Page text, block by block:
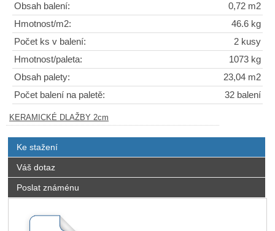
Obsah balení:
0,72 m2
Hmotnost/m2:
46.6 kg
Počet ks v balení:
2 kusy
Hmotnost/paleta:
1073 kg
Obsah palety:
23,04 m2
Počet balení na paletě:
32 balení
KERAMICKÉ DLAŽBY 2cm
Ke stažení
Váš dotaz
Poslat známénu